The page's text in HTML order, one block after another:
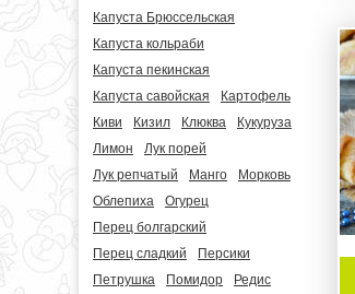
Капуста Брюссельская
Капуста кольраби
Капуста пекинская
Капуста савойская
Картофель
Киви
Кизил Клюква
Кукуруза
Лимон
Лук порей
Лук репчатый
Манго
Морковь
Облепиха
Огурец
Перец болгарский
Перец сладкий
Персики
Петрушка
Помидор
Редис